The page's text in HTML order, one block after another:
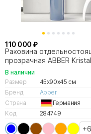
110 000 ₽
Раковина
прозрачная ABBER
AT2702Saphir синяя
В наличии
Размер
45x90x45 см
Бренд
Abber
Страна
Германия
Код
284749
+6